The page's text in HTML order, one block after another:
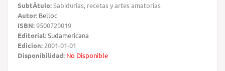
SubtÃ­tulo:Sabidurias, recetas y artes amatorias
Autor: Belloc
ISBN:9500720019
Editorial:Sudamericana
Edicion: 2001-01-01
Disponibilidad: No Disponible